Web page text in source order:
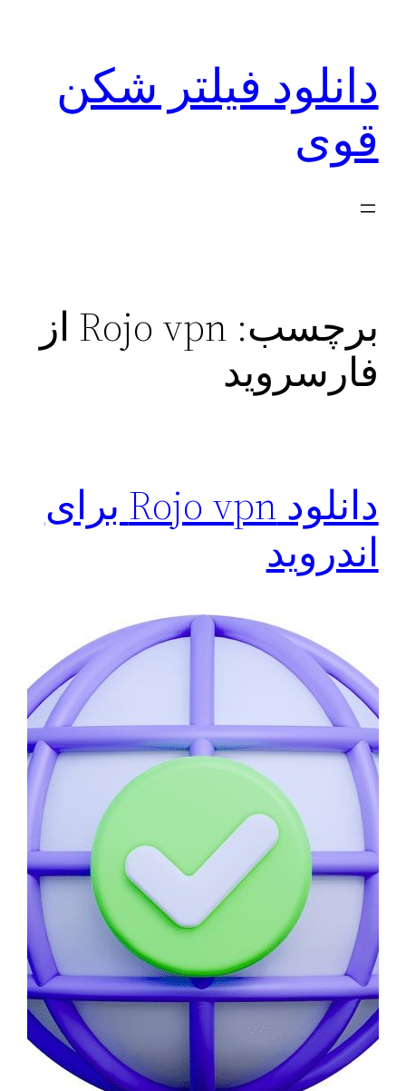
دانلود فیلتر شکن
قوی
برچسب:
Rojo vpn از
فارسروید
دانلود Rojo vpn برای
اندروید